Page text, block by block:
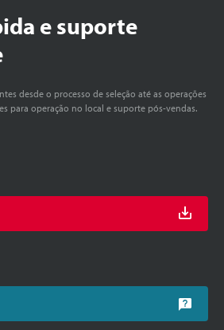
e suporte
desde o processo de seleção até as operações
para operação no local e suporte pós-vendas.